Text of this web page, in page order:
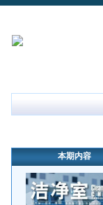
本期内容